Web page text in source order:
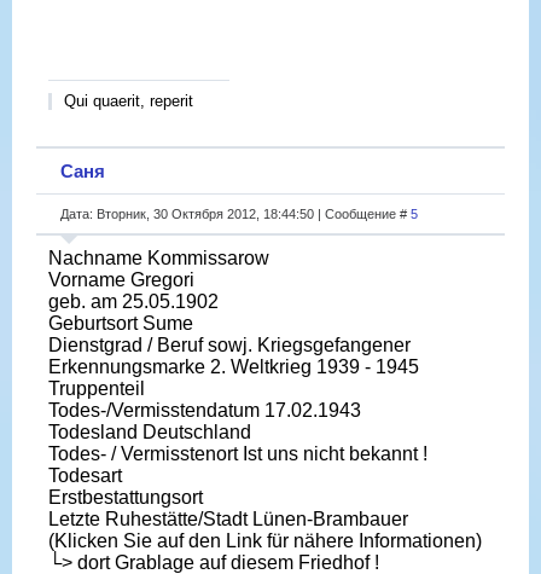
Qui quaerit, reperit
Саня
Дата: Вторник, 30 Октября 2012, 18:44:50 | Сообщение # 5
Nachname Kommissarow
Vorname Gregori
geb. am 25.05.1902
Geburtsort Sume
Dienstgrad / Beruf sowj. Kriegsgefangener
Erkennungsmarke 2. Weltkrieg 1939 - 1945
Truppenteil
Todes-/Vermisstendatum 17.02.1943
Todesland Deutschland
Todes- / Vermisstenort Ist uns nicht bekannt !
Todesart
Erstbestattungsort
Letzte Ruhestätte/Stadt Lünen-Brambauer
(Klicken Sie auf den Link für nähere Informationen)
└> dort Grablage auf diesem Friedhof !